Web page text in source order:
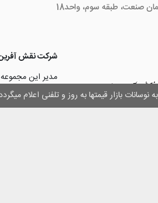
نوسانات بازار قیمتها به روز و تلفنی اعلام
صنعت، طبقه سوم، واحد18
شرکت نقش
مدیر این
۳۰۰۰ نفر و